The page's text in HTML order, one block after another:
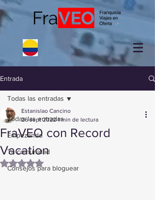
Entrada
Todas las entradas
Empezando
Tu comunidad
Consejos para bloguear
Todas las entradas
FraVEO con Record
Vacation
Estanislao Cancino
26 sept 2022 1 min de lectura
Obtuvo NaN de 5 estrellas.